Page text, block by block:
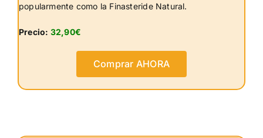
popularmente como la Finasteride Natural.
Precio: 32,90€
Comprar AHORA